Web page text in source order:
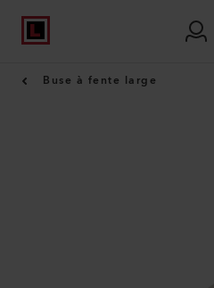
Buse à fente large